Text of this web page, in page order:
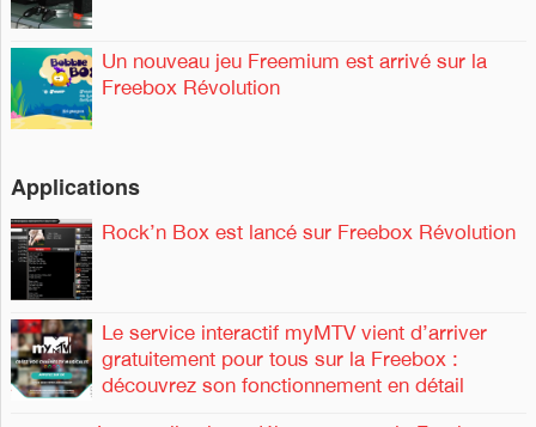
Un nouveau jeu Freemium est arrivé sur la
Freebox Révolution
Applications
Rock’n Box est lancé sur Freebox Révolution
Le service interactif myMTV vient d’arriver
gratuitement pour tous sur la Freebox :
découvrez son fonctionnement en détail